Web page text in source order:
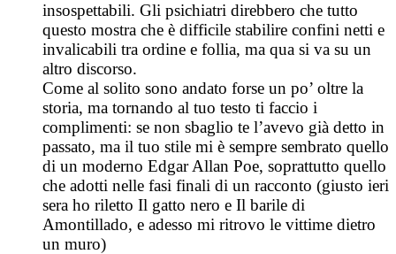
insospettabili. Gli psichiatri direbbero che tutto
questo mostra che è difficile stabilire confini netti e
invalicabili tra ordine e follia, ma qua si va su un
altro discorso.
Come al solito sono andato forse un po’ oltre la
storia, ma tornando al tuo testo ti faccio i
complimenti: se non sbaglio te l’avevo già detto in
passato, ma il tuo stile mi è sempre sembrato quello
di un moderno Edgar Allan Poe, soprattutto quello
che adotti nelle fasi finali di un racconto (giusto ieri
sera ho riletto Il gatto nero e Il barile di
Amontillado, e adesso mi ritrovo le vittime dietro
un muro)